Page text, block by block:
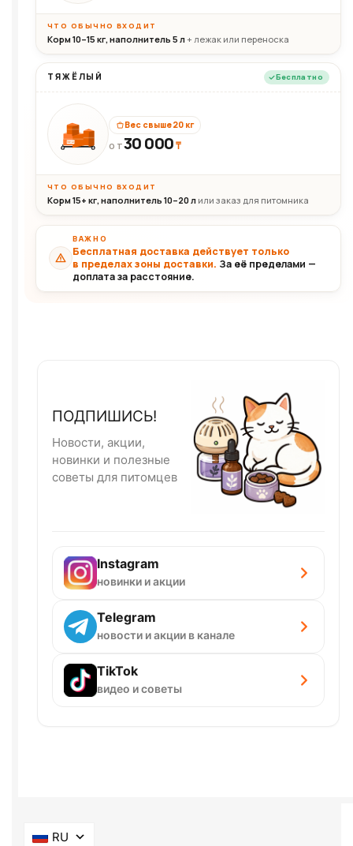
ЧТО ОБЫЧНО ВХОДИТ
Корм 10–15 кг, наполнитель 5 л+ лежак или переноска
ТЯЖЁЛЫЙ Бесплатно
30+кг
Вес свыше 20 кг
ОТ30 000₸
ЧТО ОБЫЧНО ВХОДИТ
Корм 15+ кг, наполнитель 10–20 л или заказ для питомника
ВАЖНО
Бесплатная доставка действует только
в пределах зоны доставки. За её пределами —
доплата за расстояние.
ПОДПИШИСЬ!
Новости, акции,
новинки и полезные
советы для питомцев
Instagram
новинки и акции
Telegram
новости и акции в канале
TikTok
видео и советы
RU